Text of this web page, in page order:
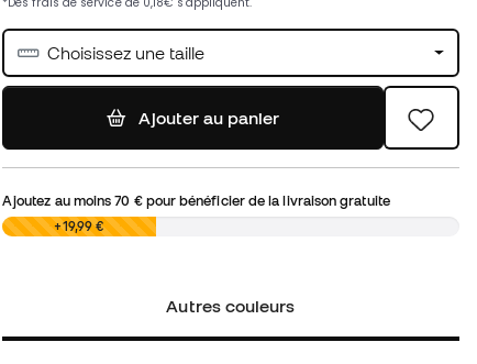
Choisissez une taille
Ajouter au panier
Ajoutez au moins70 €pour bénéficier de la livraison gratuite
0,00 € +19,99 €
Autres couleurs